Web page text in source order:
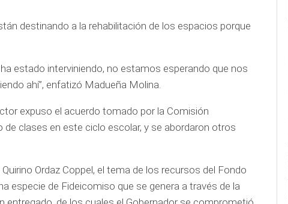
destinando a la rehabilitación de los espacios porque
estado interviniendo, no estamos esperando que nos
ahí”, enfatizó Madueña Molina.
expuso el acuerdo tomado por la Comisión
de clases en este ciclo escolar, y se abordaron otros
Ordaz Coppel, el tema de los recursos del Fondo
especie de Fideicomiso que se genera a través de la